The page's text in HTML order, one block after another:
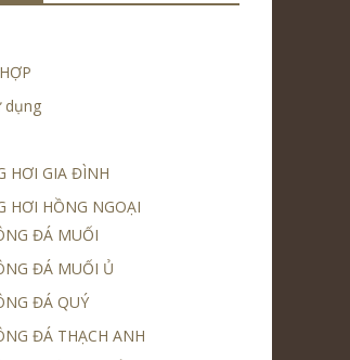
dụng
HƠI GIA ĐÌNH
HƠI HỒNG NGOẠI
ĐÁ MUỐI
ĐÁ MUỐI Ủ
ĐÁ QUÝ
ĐÁ THẠCH ANH